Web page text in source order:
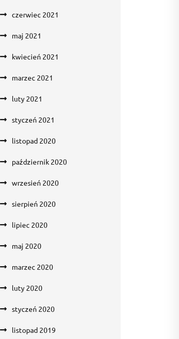
czerwiec 2021
maj 2021
kwiecień 2021
marzec 2021
luty 2021
styczeń 2021
listopad 2020
październik 2020
wrzesień 2020
sierpień 2020
lipiec 2020
maj 2020
marzec 2020
luty 2020
styczeń 2020
listopad 2019